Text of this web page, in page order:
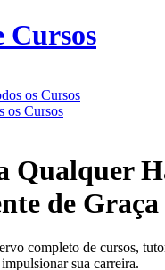
Cursos
os Cursos
os Cursos
Qualquer
de Graça
completo de cursos,
sua carreira.